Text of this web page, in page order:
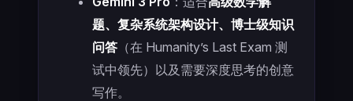
题、复杂系统架构设计、博士级知识
问答 （在 Humanity’s Last Exam 测
试中领先）以及需要深度思考的创意
写作。